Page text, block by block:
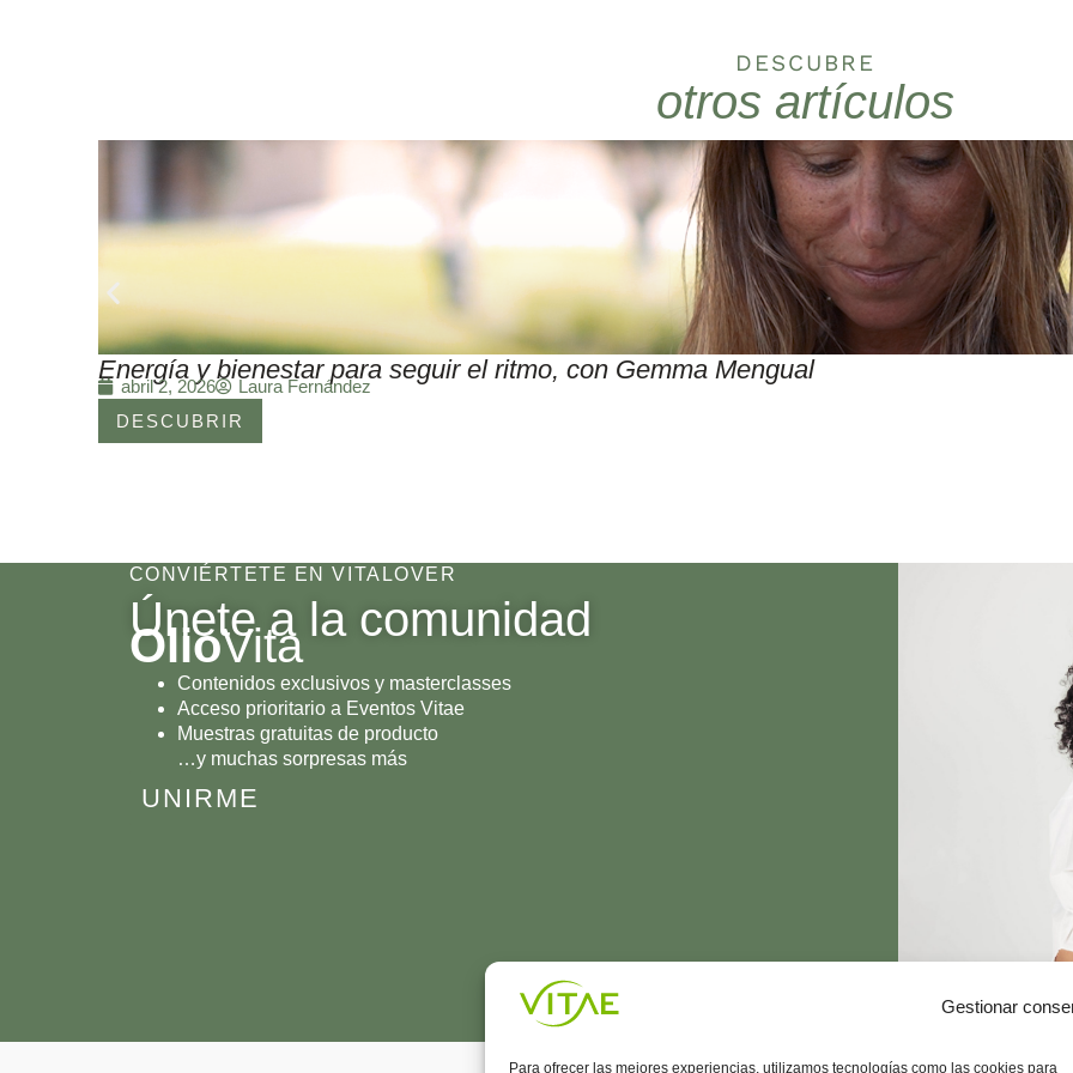
Gestionar
Para ofrecer las mejores experiencias, utilizamos tecnologías como las cookies para
DESCUBRE
otros artículos
Energía y bienestar para seguir el ritmo, con Gemma Mengual
abril 2, 2026
Laura Fernández
DESCUBRIR
CONVIÉRTETE EN VITALOVER
Únete a la comunidad
OlioVita
Contenidos exclusivos y masterclasses
Acceso prioritario a Eventos Vitae
Muestras gratuitas de producto
…y muchas sorpresas más
UNIRME